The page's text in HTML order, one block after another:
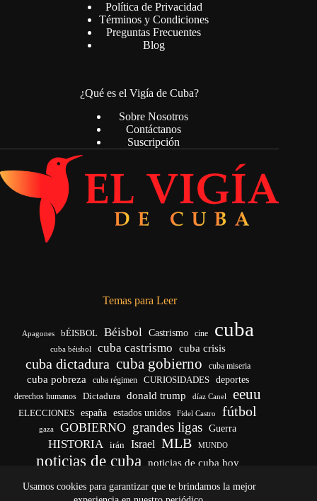
Usamos cookies para garantizar que te brindamos la mejor
Política de Privacidad
Términos y Condiciones
Preguntas Frecuentes
Blog
¿Qué es el Vigía de Cuba?
Sobre Nosotros
Contáctanos
Suscripción
Temas para Leer
Apagones bÉISBOL Béisbol Castrismo cine cuba
cuba béisbol cuba castrismo cuba crisis
cuba dictadura cuba gobierno cuba miseria
cuba pobreza cuba régimen CURIOSIDADES deportes
derechos humanos Dictadura donald trump díaz Canel eeuu
ELECCIONES españa estados unidos Fidel Castro fútbol
gaza GOBIERNO grandes ligas Guerra
HISTORIA irán Israel MLB MUNDO
noticias de cuba
noticias de cuba hoy
vida yankees